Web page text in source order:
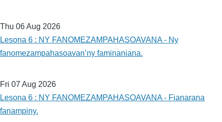
Thu 06 Aug 2026
Lesona 6 : NY FANOMEZAMPAHASOAVANA - Ny
fanomezampahasoavan’ny faminaniana.
Fri 07 Aug 2026
Lesona 6 : NY FANOMEZAMPAHASOAVANA - Fianarana
fanampiny.